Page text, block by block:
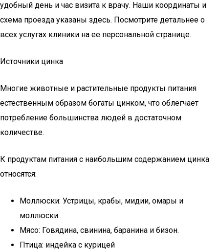
удобный день и час визита к врачу. Наши координаты и
схема проезда указаны здесь. Посмотрите детальнее о
всех услугах клиники на ее персональной странице.
Источники цинка
Многие животные и растительные продукты питания
естественным образом богаты цинком, что облегчает
потребление большинства людей в достаточном
количестве.
К продуктам питания с наибольшим содержанием цинка
относятся:
Моллюски: Устрицы, крабы, мидии, омары и
моллюски.
Мясо: Говядина, свинина, баранина и бизон.
Птица: индейка с курицей